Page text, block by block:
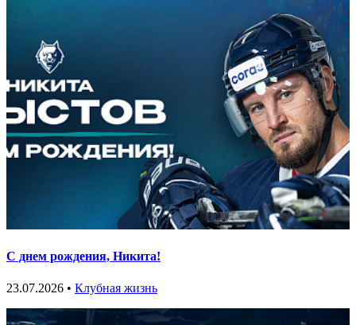
С днем рождения, Никита!
23.07.2026 • Клубная жизнь